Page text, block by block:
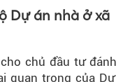
Dự án nhà ở xã
chủ đầu tư đánh
quan trọng của Dự